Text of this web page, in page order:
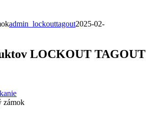
admin_lockouttagout2025-02-
LOCKOUT TAGOUT
zámok